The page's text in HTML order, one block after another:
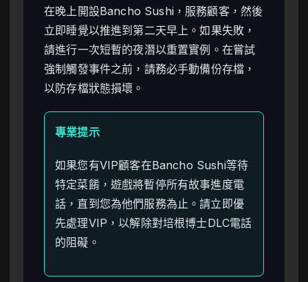
在晚上開設Bancho Sushi，服務顧客，然後
立即睡覺以推進到第二天早上。如果失敗，
請進行一次短暫的夜潛以重置實例。在嘗試
強制觸發事件之前，請務必手動備份存檔，
以防存檔狀態損壞。
專業提示
如果您有VIP顧客在Bancho Sushi等待
特定菜餚，遊戲將暫停所有故事進度電
話，直到您為他們服務為止。請立即優
先處理VIP，以解除對培根博士DLC電話
的阻礙。